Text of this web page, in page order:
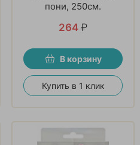
пони, 250см.
264 ₽
В корзину
Купить в 1 клик